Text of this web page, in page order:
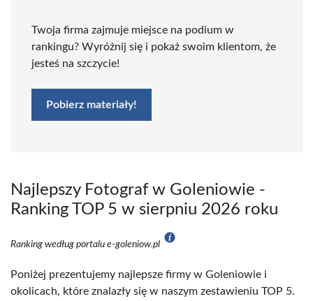
Twoja firma zajmuje miejsce na podium w
rankingu? Wyróżnij się i pokaż swoim klientom, że
jesteś na szczycie!
Pobierz materiały!
Najlepszy Fotograf w Goleniowie -
Ranking TOP 5 w sierpniu 2026 roku
Ranking według portalu e-goleniow.pl
Poniżej prezentujemy najlepsze firmy w Goleniowie i
okolicach, które znalazły się w naszym zestawieniu TOP 5.